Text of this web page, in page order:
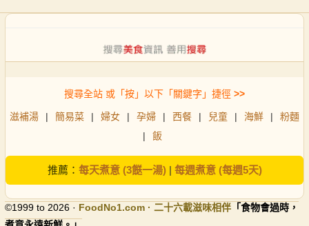
搜尋全站 或「按」以下「關鍵字」捷徑 >>
滋補湯 | 簡易菜 | 婦女 | 孕婦 | 西餐 | 兒童 | 海鮮 |
粉麵
|
飯
推薦： 每天煮意 (3餸一湯)| 每週煮意 (每週5天)
©1999 to 2026 · FoodNo1.com · 二十六載滋味相伴 「食物會過時，